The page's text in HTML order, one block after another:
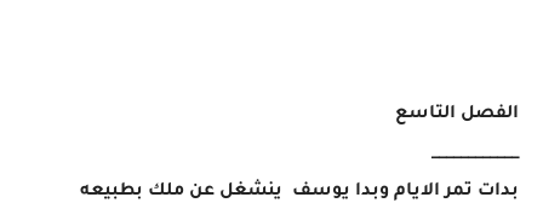
الفصل التاسع
____________
بدات تمر الايام وبدا يوسف ينشغل عن ملك بطبيعه